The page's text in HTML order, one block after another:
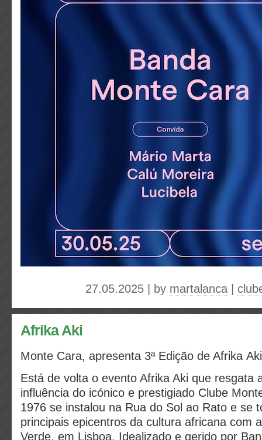
27.05.2025 | by martalanca
Afrika Aki
Monte Cara, apresenta 3ª Edição de Afrika Aki
Está de volta o evento Afrika Aki que resgata
influência do icónico e prestigiado Clube
1976 se instalou na Rua do Sol ao Rato e se
principais epicentros da cultura africana com
Verde, em Lisboa. Idealizado e gerido por